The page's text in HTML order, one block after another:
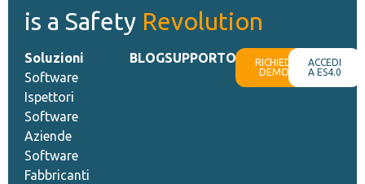
is a Safety Revolution
Soluzioni
Software
Ispettori
Software
Aziende
Software
Fabbricanti
BLOGSUPPORTO
RICHIEDI
DEMO
ACCEDI
A ES4.0